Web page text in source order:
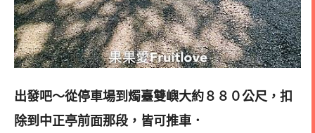
出發吧～從停車場到燭臺雙嶼大約８８０公尺，扣
除到中正亭前面那段，皆可推車．